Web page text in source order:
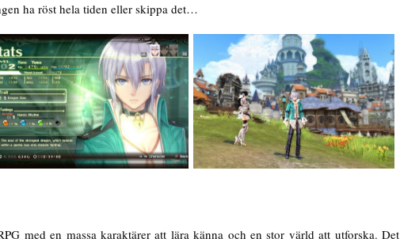
ha röst hela tiden eller skippa det…
med en massa karaktärer att lära känna och en stor värld att utforska. Det